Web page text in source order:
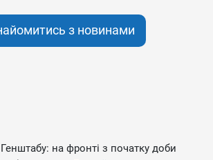
з новинами
на фронті з початку доби